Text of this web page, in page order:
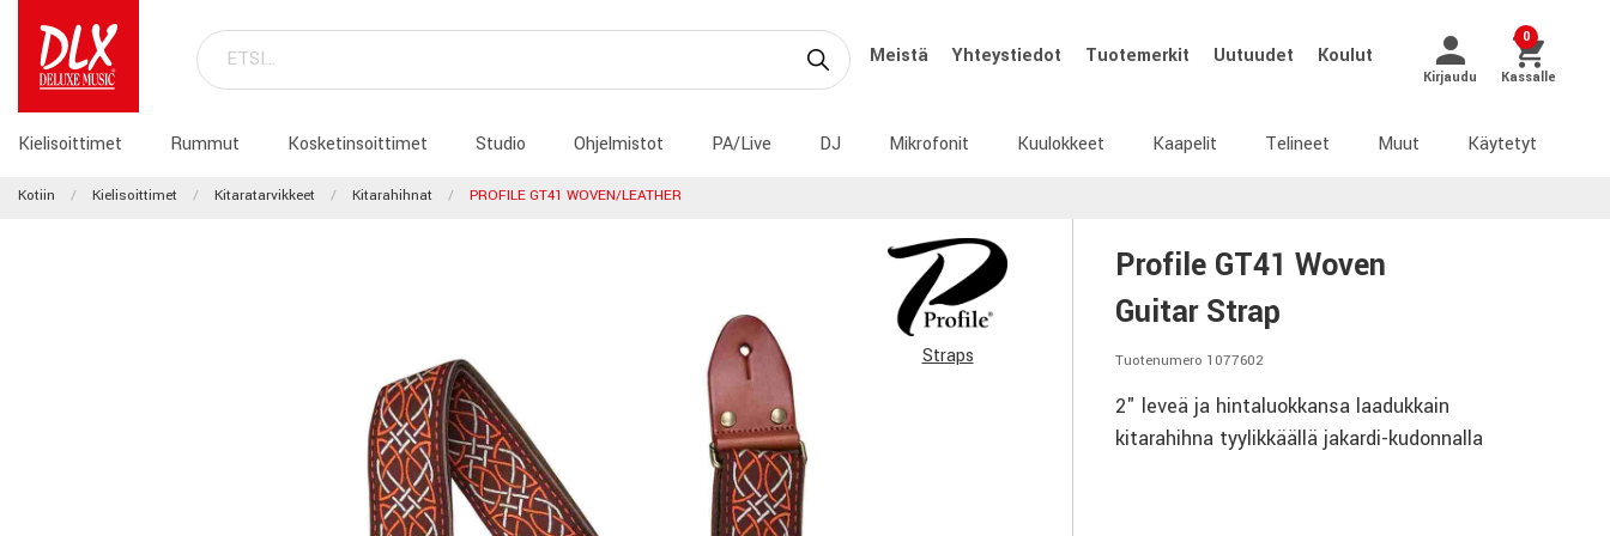
Meistä Yhteystiedot Tuotemerkit Uutuudet Koulut
Kirjaudu
0
Kassalle
Kielisoittimet Rummut Kosketinsoittimet Studio Ohjelmistot PA/Live DJ Mikrofonit Kuulokkeet Kaapelit Telineet Muut Käytetyt
Kotiin Kielisoittimet Kitaratarvikkeet Kitarahihnat PROFILE GT41 WOVEN/LEATHER
Straps
Profile GT41 Woven
Guitar Strap
Tuotenumero 1077602
2" leveä ja hintaluokkansa laadukkain
kitarahihna tyylikkäällä jakardi-kudonnalla